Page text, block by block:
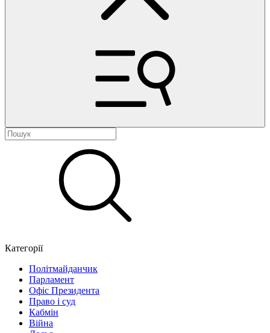
Категорії
Політмайданчик
Парламент
Офіс Президента
Право і суд
Кабмін
Війна